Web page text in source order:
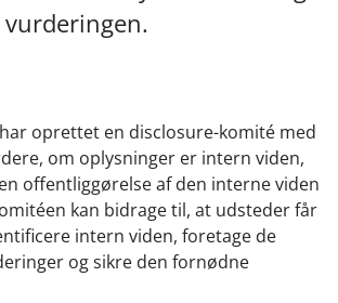
oprettet en disclosure-komité med
om oplysninger er intern viden,
offentliggørelse af den interne viden
kan bidrage til, at udsteder får
intern viden, foretage de
og sikre den fornødne